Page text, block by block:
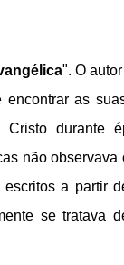
". O
encontrar as
durante
não observava
a partir
se tratava